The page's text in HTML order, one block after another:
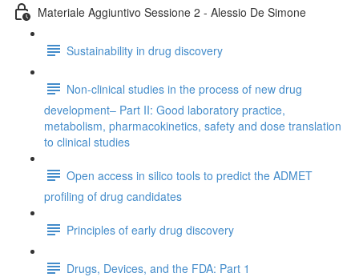
Materiale Aggiuntivo Sessione 2 - Alessio De Simone
Sustainability in drug discovery
Non-clinical studies in the process of new drug
development– Part II: Good laboratory practice,
metabolism, pharmacokinetics, safety and dose translation
to clinical studies
Open access in silico tools to predict the ADMET
profiling of drug candidates
Principles of early drug discovery
Drugs, Devices, and the FDA: Part 1